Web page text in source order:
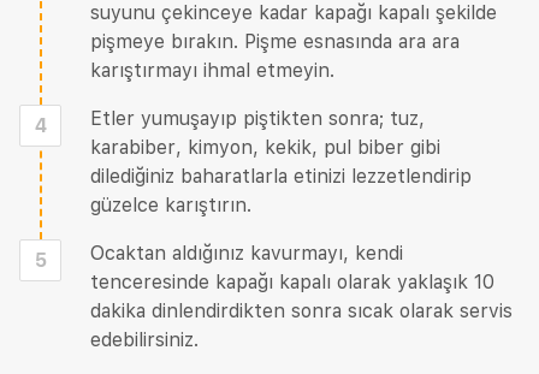
suyunu çekinceye kadar kapağı kapalı şekilde
pişmeye bırakın. Pişme esnasında ara ara
karıştırmayı ihmal etmeyin.
4
Etler yumuşayıp piştikten sonra; tuz,
karabiber, kimyon, kekik, pul biber gibi
dilediğiniz baharatlarla etinizi lezzetlendirip
güzelce karıştırın.
5
Ocaktan aldığınız kavurmayı, kendi
tenceresinde kapağı kapalı olarak yaklaşık 10
dakika dinlendirdikten sonra sıcak olarak servis
edebilirsiniz.